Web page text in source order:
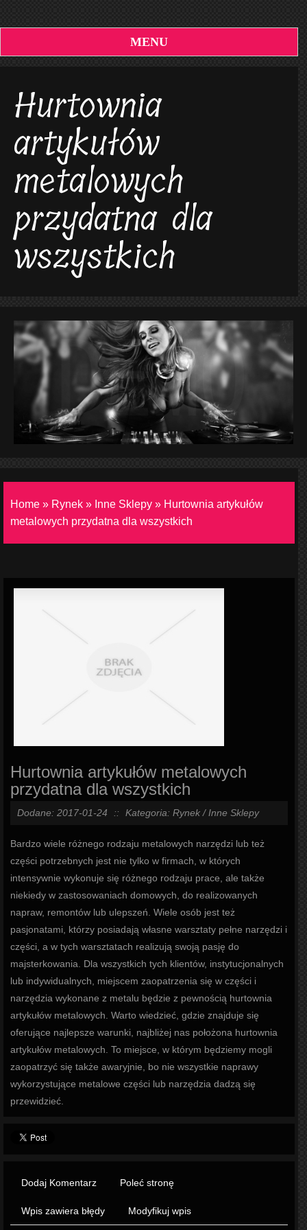
MENU
Hurtownia
artykułów
metalowych
przydatna dla
wszystkich
Home » Rynek » Inne Sklepy » Hurtownia artykułów
metalowych przydatna dla wszystkich
Hurtownia artykułów metalowych
przydatna dla wszystkich
Dodane: 2017-01-24 :: Kategoria: Rynek / Inne Sklepy
Bardzo wiele różnego rodzaju metalowych narzędzi lub też
części potrzebnych jest nie tylko w firmach, w których
intensywnie wykonuje się różnego rodzaju prace, ale także
niekiedy w zastosowaniach domowych, do realizowanych
napraw, remontów lub ulepszeń. Wiele osób jest też
pasjonatami, którzy posiadają własne warsztaty pełne narzędzi i
części, a w tych warsztatach realizują swoją pasję do
majsterkowania. Dla wszystkich tych klientów, instytucjonalnych
lub indywidualnych, miejscem zaopatrzenia się w części i
narzędzia wykonane z metalu będzie z pewnością hurtownia
artykułów metalowych. Warto wiedzieć, gdzie znajduje się
oferujące najlepsze warunki, najbliżej nas położona hurtownia
artykułów metalowych. To miejsce, w którym będziemy mogli
zaopatrzyć się także awaryjnie, bo nie wszystkie naprawy
wykorzystujące metalowe części lub narzędzia dadzą się
przewidzieć.
Dodaj Komentarz Poleć stronę
Wpis zawiera błędy Modyfikuj wpis